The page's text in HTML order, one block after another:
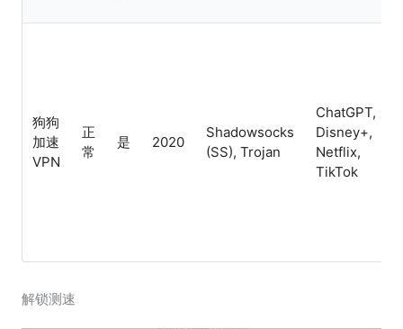
狗狗
加速
VPN
正
常
是 2020
Shadowsocks
(SS), Trojan
ChatGPT,
Disney+,
Netflix,
TikTok
解锁测速